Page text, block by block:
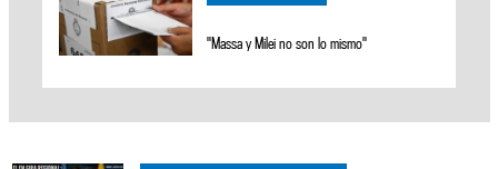
"Massa y Milei no son lo mismo"